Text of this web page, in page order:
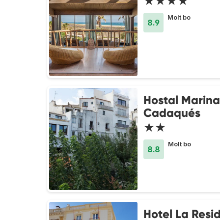
8.9
Molt bo
Hostal Marina
Cadaqués
★★
8.8
Molt bo
Hotel La